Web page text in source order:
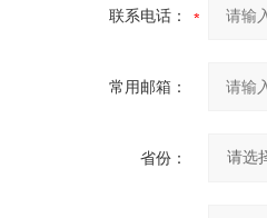
联系电话：
常用邮箱：
省份：